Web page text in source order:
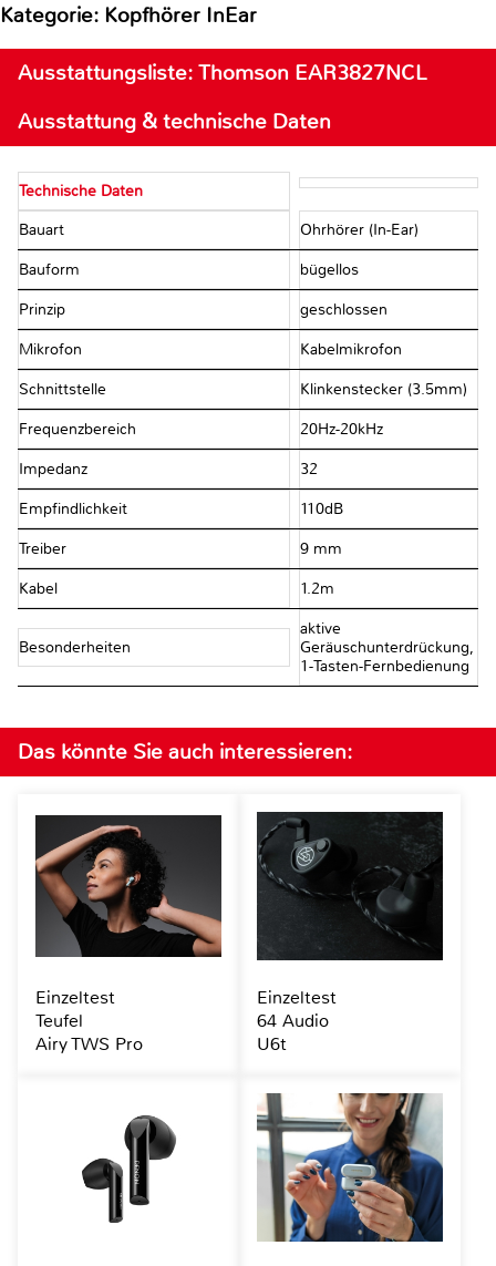
Kategorie: Kopfhörer InEar
Ausstattungsliste: Thomson EAR3827NCL
Ausstattung & technische Daten
Technische Daten
Bauart Ohrhörer (In-Ear)
Bauform bügellos
Prinzip geschlossen
Mikrofon Kabelmikrofon
Schnittstelle Klinkenstecker (3.5mm)
Frequenzbereich 20Hz-20kHz
Impedanz 32Ω
Empfindlichkeit 110dB
Treiber 9 mm
Kabel 1.2m
Besonderheiten
aktive
Geräuschunterdrückung,
1-Tasten-Fernbedienung
Das könnte Sie auch interessieren:
Einzeltest
Teufel
Airy TWS Pro
Einzeltest
64 Audio
U6t